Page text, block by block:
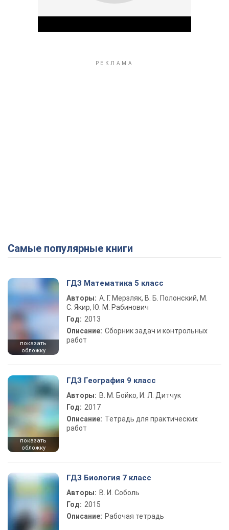
Самые популярные книги
показать
обложку
ГДЗ Математика 5 класс
Авторы: А. Г. Мерзляк, В. Б. Полонский, М.
С. Якир, Ю. М. Рабинович
Год: 2013
Описание: Сборник задач и контрольных
работ
показать
обложку
ГДЗ География 9 класс
Авторы: В. М. Бойко, И. Л. Дитчук
Год: 2017
Описание: Тетрадь для практических
работ
ГДЗ Биология 7 класс
Авторы: В. И. Соболь
Год: 2015
Описание: Рабочая тетрадь